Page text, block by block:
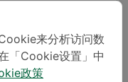
来分析访问数
「Cookie设置」中
政策